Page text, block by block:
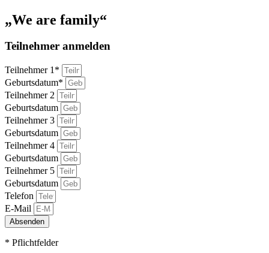
„We are family“
Teilnehmer anmelden
Teilnehmer 1*
Geburtsdatum*
Teilnehmer 2
Geburtsdatum
Teilnehmer 3
Geburtsdatum
Teilnehmer 4
Geburtsdatum
Teilnehmer 5
Geburtsdatum
Telefon
E-Mail
Absenden
* Pflichtfelder